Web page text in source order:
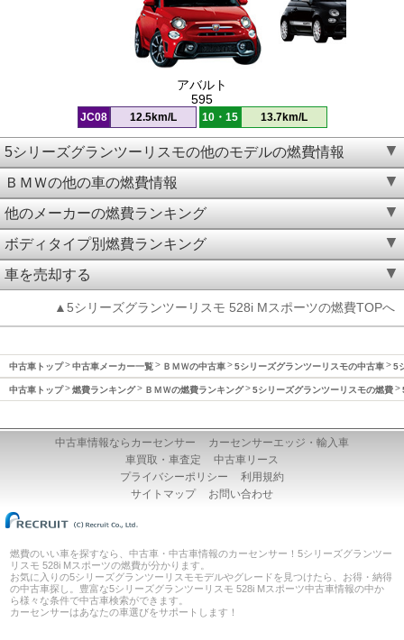
アバルト
595
JC08 12.5km/L 10・15 13.7km/L
5シリーズグランツーリスモの他のモデルの燃費情報
ＢＭＷの他の車の燃費情報
他のメーカーの燃費ランキング
ボディタイプ別燃費ランキング
車を売却する
▲5シリーズグランツーリスモ 528i Mスポーツの燃費TOPへ
中古車トップ 中古車メーカー一覧 ＢＭＷの中古車 5シリーズグランツーリスモの中古車 5
中古車トップ 燃費ランキング ＢＭＷの燃費ランキング 5シリーズグランツーリスモの燃費
中古車情報ならカーセンサー
カーセンサーエッジ・輸入車
車買取・車査定
中古車リース
プライバシーポリシー
利用規約
サイトマップ
お問い合わせ
燃費のいい車を探すなら、中古車・中古車情報のカーセンサー！5シリーズグランツー
リスモ 528i Mスポーツの燃費が分かります。
お気に入りの5シリーズグランツーリスモモデルやグレードを見つけたら、お得・納得
の中古車探し。豊富な5シリーズグランツーリスモ 528i Mスポーツ中古車情報の中か
ら様々な条件で中古車検索ができます。
カーセンサーはあなたの車選びをサポートします！